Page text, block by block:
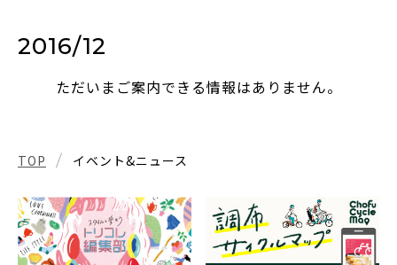
2016/12
ただいまご案内できる情報はありません。
TOP イベント&ニュース